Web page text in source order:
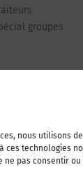
nous utilisons
ces technologies
ne pas consentir
groupes
Qui